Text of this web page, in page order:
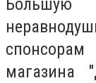
магазина